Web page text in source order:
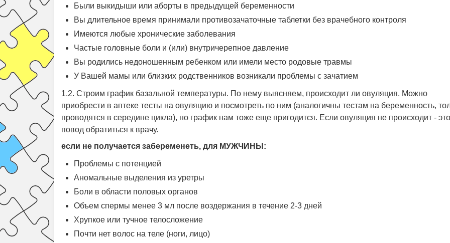
Были выкидыши или аборты в предыдущей беременности
Вы длительное время принимали противозачаточные таблетки без врачебного контроля
Имеются любые хронические заболевания
Частые головные боли и (или) внутричерепное давление
Вы родились недоношенным ребенком или имели место родовые травмы
У Вашей мамы или близких родственников возникали проблемы с зачатием
1.2. Строим график базальной температуры. По нему выясняем, происходит ли овуляция. Можно
приобрести в аптеке тесты на овуляцию и посмотреть по ним (аналогичны тестам на беременность,
проводятся в середине цикла), но график нам тоже еще пригодится. Если овуляция не происходит - это
повод обратиться к врачу.
если не получается забеременеть, для МУЖЧИНЫ:
Проблемы с потенцией
Аномальные выделения из уретры
Боли в области половых органов
Объем спермы менее 3 мл после воздержания в течение 2-3 дней
Хрупкое или тучное телосложение
Почти нет волос на теле (ноги, лицо)